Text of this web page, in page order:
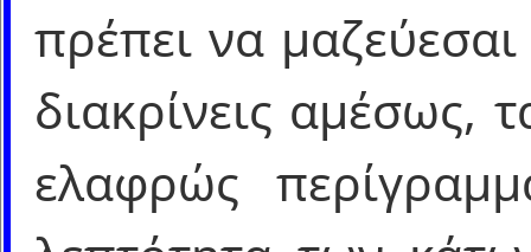
πρέπει να
διακρίνεις αμέσως,
ελαφρώς